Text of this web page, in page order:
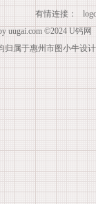
有情连接：
uugai.com ©2024 U钙网
归属于惠州市图小牛设